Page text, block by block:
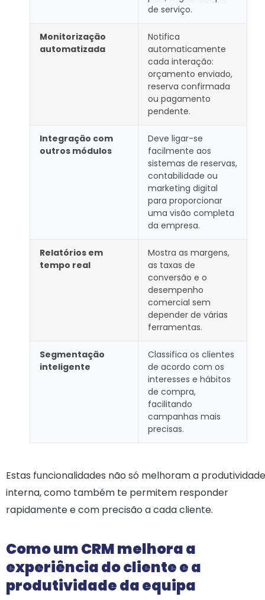
de serviço.
Monitorização
automatizada
Notifica
automaticamente
cada interação:
orçamento enviado,
reserva confirmada
ou pagamento
pendente.
Integração com
outros módulos
Deve ligar-se
facilmente aos
sistemas de reservas,
contabilidade ou
marketing digital
para proporcionar
uma visão completa
da empresa.
Relatórios em
tempo real
Mostra as margens,
as taxas de
conversão e o
desempenho
comercial sem
depender de várias
ferramentas.
Segmentação
inteligente
Classifica os clientes
de acordo com os
interesses e hábitos
de compra,
facilitando
campanhas mais
precisas.
Estas funcionalidades não só melhoram a produtividade
interna, como também te permitem responder
rapidamente e com precisão a cada cliente.
Como um CRM melhora a
experiência do cliente e a
produtividade da equipa